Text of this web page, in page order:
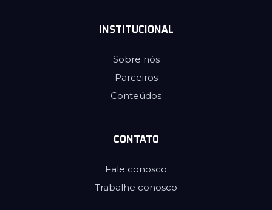
INSTITUCIONAL
Sobre nós
Parceiros
Conteúdos
CONTATO
Fale conosco
Trabalhe conosco